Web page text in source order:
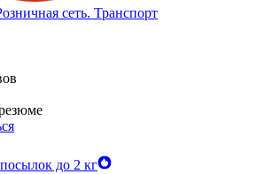
сеть. Транспорт
до 2 кг